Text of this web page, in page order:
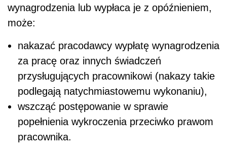
wynagrodzenia lub wypłaca je z opóźnieniem,
może:
nakazać pracodawcy wypłatę wynagrodzenia
za pracę oraz innych świadczeń
przysługujących pracownikowi (nakazy takie
podlegają natychmiastowemu wykonaniu),
wszcząć postępowanie w sprawie
popełnienia wykroczenia przeciwko prawom
pracownika.